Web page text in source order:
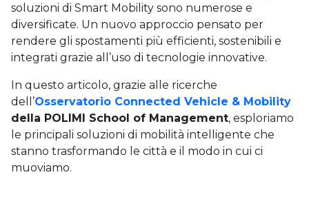
soluzioni di Smart Mobility sono numerose e
diversificate. Un nuovo approccio pensato per
rendere gli spostamenti più efficienti, sostenibili e
integrati grazie all’uso di tecnologie innovative.
In questo articolo, grazie alle ricerche
dell’Osservatorio Connected Vehicle & Mobility
della POLIMI School of Management, esploriamo
le principali soluzioni di mobilità intelligente che
stanno trasformando le città e il modo in cui ci
muoviamo.